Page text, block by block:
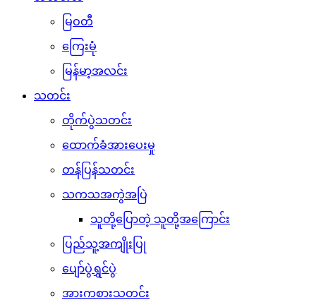
မြဝတီ
ကြေးမုံ
မြန်မာ့အလင်း
သတင်း
တိုက်ပွဲသတင်း
ထောက်ခံအားပေးမှု
တန်ပြန်သတင်း
သကသအကွဲအပြဲ
သူတို့ပြောတဲ့ သူတို့အကြောင်း
ပြည်သူ့အကျိုးပြု
ပျော်ပွဲရွှင်ပွဲ
အားကစားသတင်း